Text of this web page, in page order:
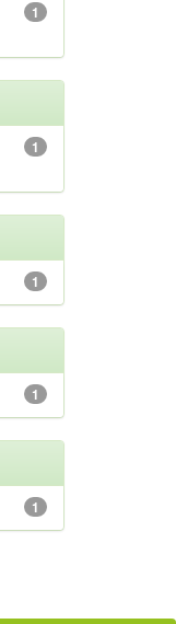
1
1
1
1
1